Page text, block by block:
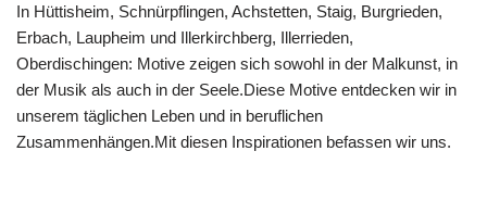
In Hüttisheim, Schnürpflingen, Achstetten, Staig, Burgrieden,
Erbach, Laupheim und Illerkirchberg, Illerrieden,
Oberdischingen: Motive zeigen sich sowohl in der Malkunst, in
der Musik als auch in der Seele.Diese Motive entdecken wir in
unserem täglichen Leben und in beruflichen
Zusammenhängen.Mit diesen Inspirationen befassen wir uns.